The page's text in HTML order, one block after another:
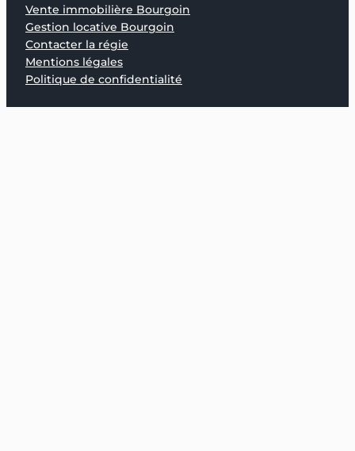
Vente immobilière Bourgoin
Gestion locative Bourgoin
Contacter la régie
Mentions légales
Politique de confidentialité